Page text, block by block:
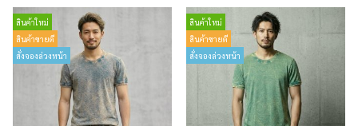
สินค้าใหม่
สินค้าขายดี
สั่งจองล่วงหน้า
สินค้าใหม่
สินค้าขายดี
สั่งจองล่วงหน้า